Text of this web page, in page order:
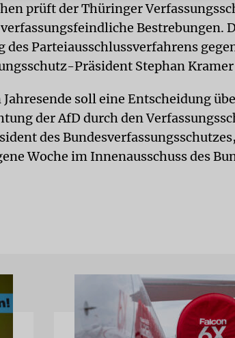
prüft der Thüringer
Bestrebungen.
des Parteiausschlussverfahrens
Präsident Stephan
Jahresende soll eine Entscheidung
der AfD durch den
des
Woche im Innenausschuss des